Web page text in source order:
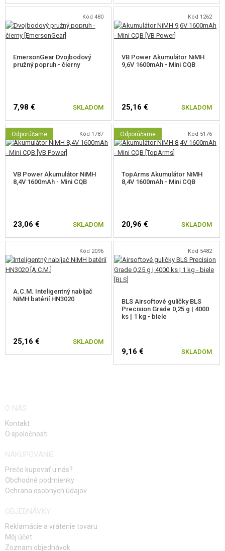
Kód 480
EmersonGear Dvojbodový
pružný popruh - čierny
7,98 € SKLADOM
Kód 1262
VB Power Akumulátor NiMH
9,6V 1600mAh - Mini CQB
25,16 € SKLADOM
Odporúčame Kód 1787
VB Power Akumulátor NiMH
8,4V 1600mAh - Mini CQB
23,06 € SKLADOM
Odporúčame Kód 5176
TopArms Akumulátor NiMH
8,4V 1600mAh - Mini CQB
20,96 € SKLADOM
Kód 2096
A.C.M. Inteligentný nabíjač
NiMH batérií HN3020
25,16 € SKLADOM
Kód 5482
BLS Airsoftové guličky BLS
Precision Grade 0,25 g | 4000
ks | 1 kg - biele
9,16 € SKLADOM
O NÁS
Kontakt
O spoločnosti
NAKUPOVANIE
Prečo kupovať u nás?
Obchodné podmienky
Ochrana osobných údajov
OBJEDNÁVKY
Reklamácie a vrátenie tovaru
Môj účet
Zoznam objednávok